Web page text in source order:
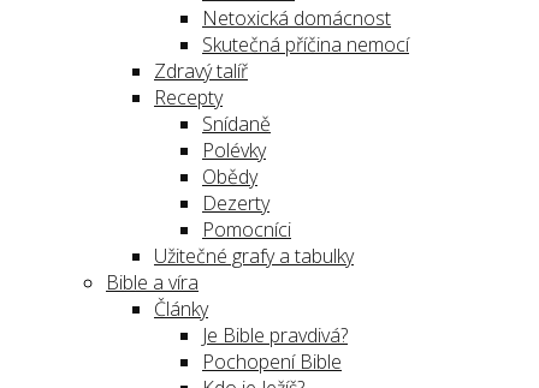
Netoxická domácnost
Skutečná příčina nemocí
Zdravý talíř
Recepty
Snídaně
Polévky
Obědy
Dezerty
Pomocníci
Užitečné grafy a tabulky
Bible a víra
Články
Je Bible pravdivá?
Pochopení Bible